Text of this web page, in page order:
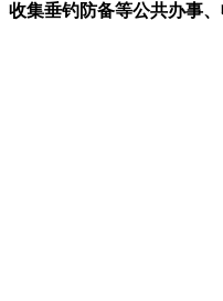
收集垂钓防备等公共办事